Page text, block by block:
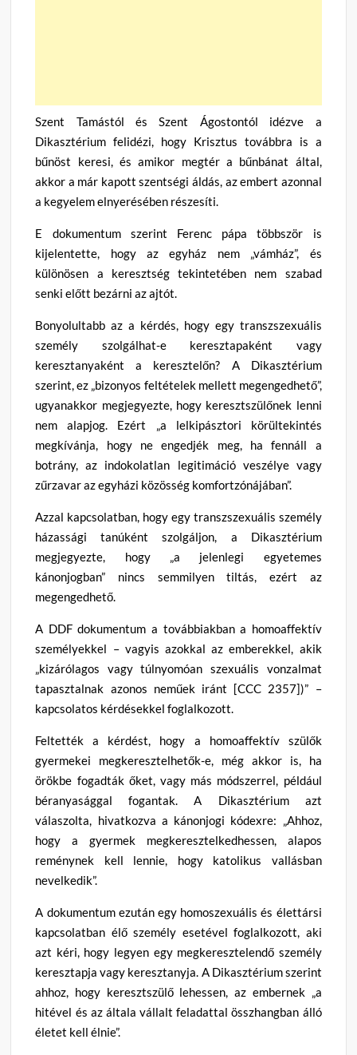
Szent Tamástól és Szent Ágostontól idézve a
Dikasztérium felidézi, hogy Krisztus továbbra is a
bűnöst keresi, és amikor megtér a bűnbánat által,
akkor a már kapott szentségi áldás, az embert azonnal
a kegyelem elnyerésében részesíti.
E dokumentum szerint Ferenc pápa többször is
kijelentette, hogy az egyház nem „vámház”, és
különösen a keresztség tekintetében nem szabad
senki előtt bezárni az ajtót.
Bonyolultabb az a kérdés, hogy egy transzszexuális
személy szolgálhat-e keresztapaként vagy
keresztanyaként a keresztelőn? A Dikasztérium
szerint, ez „bizonyos feltételek mellett megengedhető”,
ugyanakkor megjegyezte, hogy keresztszülőnek lenni
nem alapjog. Ezért „a lelkipásztori körültekintés
megkívánja, hogy ne engedjék meg, ha fennáll a
botrány, az indokolatlan legitimáció veszélye vagy
zűrzavar az egyházi közösség komfortzónájában”.
Azzal kapcsolatban, hogy egy transzszexuális személy
házassági tanúként szolgáljon, a Dikasztérium
megjegyezte, hogy „a jelenlegi egyetemes
kánonjogban” nincs semmilyen tiltás, ezért az
megengedhető.
A DDF dokumentum a továbbiakban a homoaffektív
személyekkel – vagyis azokkal az emberekkel, akik
„kizárólagos vagy túlnyomóan szexuális vonzalmat
tapasztalnak azonos neműek iránt [CCC 2357])” –
kapcsolatos kérdésekkel foglalkozott.
Feltették a kérdést, hogy a homoaffektív szülők
gyermekei megkeresztelhetők-e, még akkor is, ha
örökbe fogadták őket, vagy más módszerrel, például
béranyasággal fogantak. A Dikasztérium azt
válaszolta, hivatkozva a kánonjogi kódexre: „Ahhoz,
hogy a gyermek megkeresztelkedhessen, alapos
reménynek kell lennie, hogy katolikus vallásban
nevelkedik”.
A dokumentum ezután egy homoszexuális és élettársi
kapcsolatban élő személy esetével foglalkozott, aki
azt kéri, hogy legyen egy megkeresztelendő személy
keresztapja vagy keresztanyja. A Dikasztérium szerint
ahhoz, hogy keresztszülő lehessen, az embernek „a
hitével és az általa vállalt feladattal összhangban álló
életet kell élnie”.